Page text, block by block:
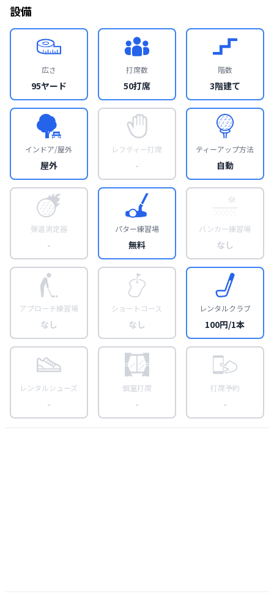
設備
広さ
95ヤード
打席数
50打席
階数
3階建て
インドア/屋外
屋外
レフティー打席
-
ティーアップ方法
自動
弾道測定器
-
パター練習場
無料
バンカー練習場
なし
アプローチ練習場
なし
ショートコース
なし
レンタルクラブ
100円/1本
レンタルシューズ
-
個室打席
-
打席予約
-